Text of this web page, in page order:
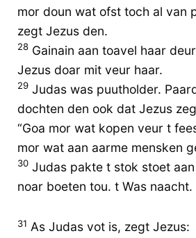
mor doun wat ofst toch al van
zegt Jezus den.
28 Gainain aan toavel haar
Jezus doar mit veur haar.
29 Judas was puutholder.
dochten den ook dat Jezus
“Goa mor wat kopen veur t
mor wat aan aarme mensken
30 Judas pakte t stok stoet
noar boeten tou. t Was naacht.
31 As Judas vot is, zegt Jezus: